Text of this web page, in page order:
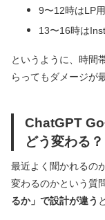
9〜12時はLP
13〜16時は
というように、時間
らってもダメージが
ChatGPT
どう変わる？
最近よく聞かれるの
変わるのかという質
るか」で設計が違う